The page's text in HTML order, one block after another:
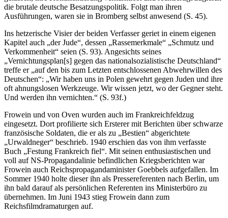
die brutale deutsche Besatzungspolitik. Folgt man ihren
Ausführungen, waren sie in Bromberg selbst anwesend (S. 45).
Ins hetzerische Visier der beiden Verfasser geriet in einem eigenen
Kapitel auch „der Jude“, dessen „Rassemerkmale“ „Schmutz und
Verkommenheit“ seien (S. 93). Angesichts seines
„Vernichtungsplan[s] gegen das nationalsozialistische Deutschland“
treffe er „auf den bis zum Letzten entschlossenen Abwehrwillen des
Deutschen“: „Wir haben uns in Polen gewehrt gegen Juden und ihre
oft ahnungslosen Werkzeuge. Wir wissen jetzt, wo der Gegner steht.
Und werden ihn vernichten.“ (S. 93f.)
Frowein und von Oven wurden auch im Frankreichfeldzug
eingesetzt. Dort profilierte sich Ersterer mit Berichten über schwarze
französische Soldaten, die er als zu „Bestien“ abgerichtete
„Urwaldneger“ beschrieb. 1940 erschien das von ihm verfasste
Buch „Festung Frankreich fiel“. Mit seinen enthusiastischen und
voll auf NS-Propagandalinie befindlichen Kriegsberichten war
Frowein auch Reichspropagandaminister Goebbels aufgefallen. Im
Sommer 1940 holte dieser ihn als Pressereferenten nach Berlin, um
ihn bald darauf als persönlichen Referenten ins Ministerbüro zu
übernehmen. Im Juni 1943 stieg Frowein dann zum
Reichsfilmdramaturgen auf.